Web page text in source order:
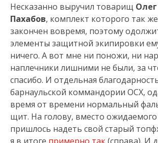
Несказанно выручил товарищ
Пахабов, комплект которого так
закончен вовремя, поэтому
элементы защитной экипировки
ничего. А вот мне ни поножи, ни
наплечники лишними не были, за
спасибо. И отдельная
барнаульской коммандории ОСХ,
время от времени нормальный
щит. На голову, вместо
пришлось надеть свой старый